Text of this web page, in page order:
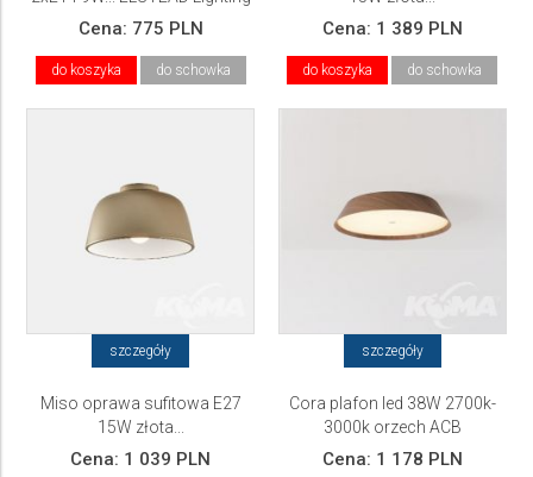
Cena: 775 PLN
do koszyka do schowka
Cena: 1 389 PLN
do koszyka do schowka
szczegóły
Miso oprawa sufitowa E27
15W złota...
Cena: 1 039 PLN
szczegóły
Cora plafon led 38W 2700k-
3000k orzech ACB
Cena: 1 178 PLN